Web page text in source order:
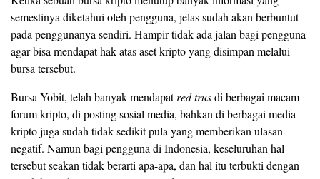
semestinya diketahui oleh pengguna, jelas sudah akan berbuntut
pada penggunanya sendiri. Hampir tidak ada jalan bagi pengguna
agar bisa mendapat hak atas aset kripto yang disimpan melalui
bursa tersebut.
Bursa Yobit, telah banyak mendapatred trusdi berbagai macam
forum kripto, di posting sosial media, bahkan di berbagai media
kripto juga sudah tidak sedikit pula yang memberikan ulasan
negatif. Namun bagi pengguna di Indonesia, keseluruhan hal
tersebut seakan tidak berarti apa-apa, dan hal itu terbukti dengan